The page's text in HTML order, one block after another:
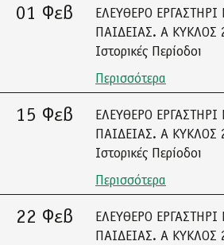
01 Φεβ
ΕΛΕΥΘΕΡΟ
ΠΑΙΔΕΙΑΣ. Α ΚΥΚΛΟΣ
Ιστορικές Περίοδοι
Περισσότερα
15 Φεβ
ΕΛΕΥΘΕΡΟ
ΠΑΙΔΕΙΑΣ. Α ΚΥΚΛΟΣ
Ιστορικές Περίοδοι
Περισσότερα
22 Φεβ
ΕΛΕΥΘΕΡΟ
ΠΑΙΔΕΙΑΣ. Α ΚΥΚΛΟΣ